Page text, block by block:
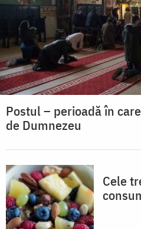
Postul – perioadă în
de Dumnezeu
Cele